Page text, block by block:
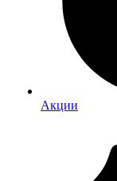
Акции